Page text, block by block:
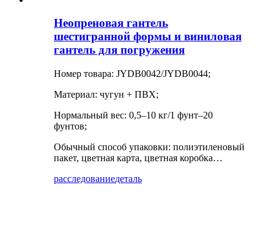
Неопреновая гантель
шестигранной формы и виниловая
гантель для погружения
Номер товара: JYDB0042/JYDB0044;
Материал: чугун + ПВХ;
Нормальный вес: 0,5–10 кг/1 фунт–20
фунтов;
Обычный способ упаковки: полиэтиленовый
пакет, цветная карта, цветная коробка…
расследованиедеталь